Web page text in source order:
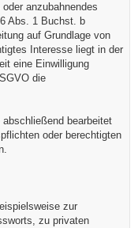
anzubahnendes
Abs. 1 Buchst. b
auf Grundlage von
Interesse liegt in der
eine Einwilligung
die
bearbeitet
oder berechtigten
zur
zu privaten